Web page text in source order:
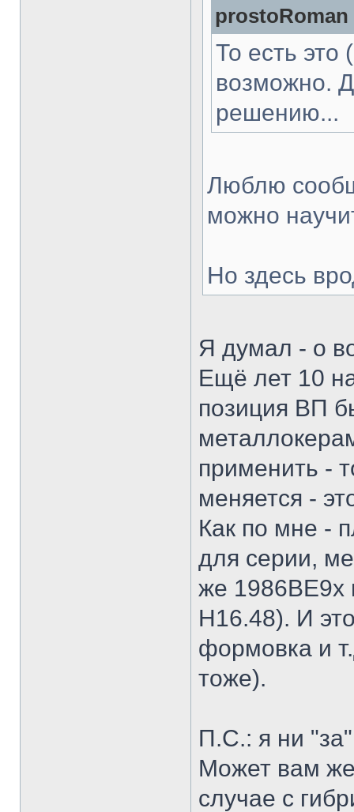
prostoRoman
То есть это
возможно.
решению...
Люблю
можно
Но здесь
Я думал - о
Ещё лет 10
позиция ВП
применить -
меняется -
Как по мне -
для серии,
же 1986ВЕ9х
Н16.48). И
формовка и
тоже).
П.С.: я ни
Может вам же
случае с